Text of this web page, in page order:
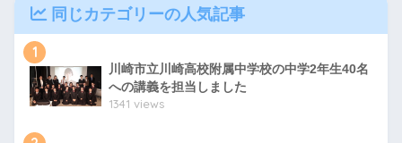
同じカテゴリーの人気記事
1
川崎市立川崎高校附属中学校の中学2年生40名
への講義を担当しました
1341 views